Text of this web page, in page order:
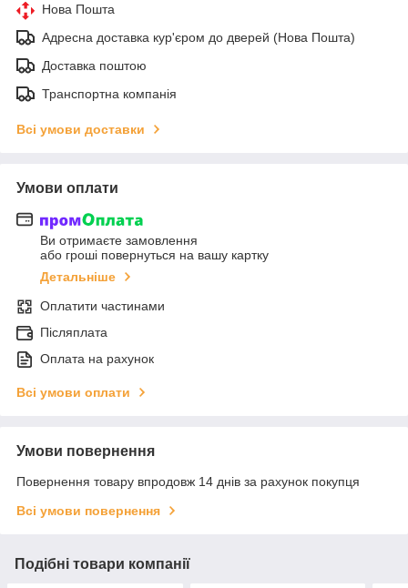
Нова Пошта
Адресна доставка кур'єром до дверей (Нова Пошта)
Доставка поштою
Транспортна компанія
Всі умови доставки
Умови оплати
Ви отримаєте замовлення
або гроші повернуться на вашу картку
Детальніше
Оплатити частинами
Післяплата
Оплата на рахунок
Всі умови оплати
Умови повернення
Повернення товару впродовж 14 днів за рахунок покупця
Всі умови повернення
Подібні товари компанії